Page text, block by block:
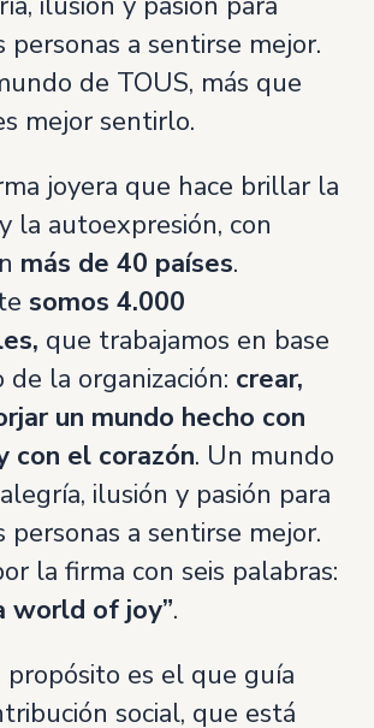
personas a sentirse mejor.
de TOUS, más que
mejor sentirlo.
joyera que hace brillar la
la autoexpresión, con
más de 40 países.
somos 4.000
que trabajamos en base
la organización: crear,
un mundo hecho con
con el corazón. Un mundo
ilusión y pasión para
personas a sentirse mejor.
la firma con seis palabras:
world of joy”.
propósito es el que guía
social, que está